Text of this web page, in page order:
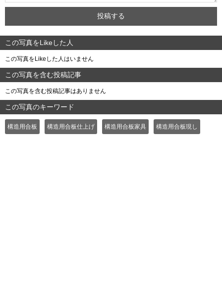
この写真をLikeした人
この写真をLikeした人はいません
この写真を含む投稿記事
この写真を含む投稿記事はありません
この写真のキーワード
構造用合板 構造用合板仕上げ 構造用合板家具 構造用合板現し